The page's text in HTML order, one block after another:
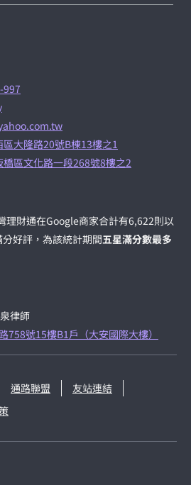
997
大隆路20號B棟13樓之1
區文化路一段268號8樓之2
理財通在Google商家合計有6,622則以
好評，為該統計期間五星滿分數最多
律師
758號15樓B1戶（大安國際大樓）
通路聯盟
友站連結